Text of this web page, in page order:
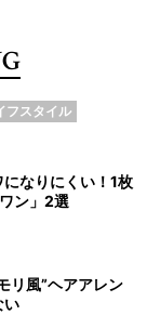
フスタイル
になりにくい！1枚
ン」2選
リ風”ヘアアレン
い